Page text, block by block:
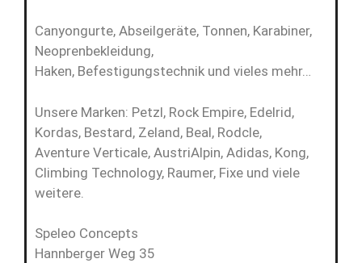
Canyongurte, Abseilgeräte, Tonnen, Karabiner,
Neoprenbekleidung,
Haken, Befestigungstechnik und vieles mehr…
Unsere Marken: Petzl, Rock Empire, Edelrid,
Kordas, Bestard, Zeland, Beal, Rodcle,
Aventure Verticale, AustriAlpin, Adidas, Kong,
Climbing Technology, Raumer, Fixe und viele
weitere.
Speleo Concepts
Hannberger Weg 35